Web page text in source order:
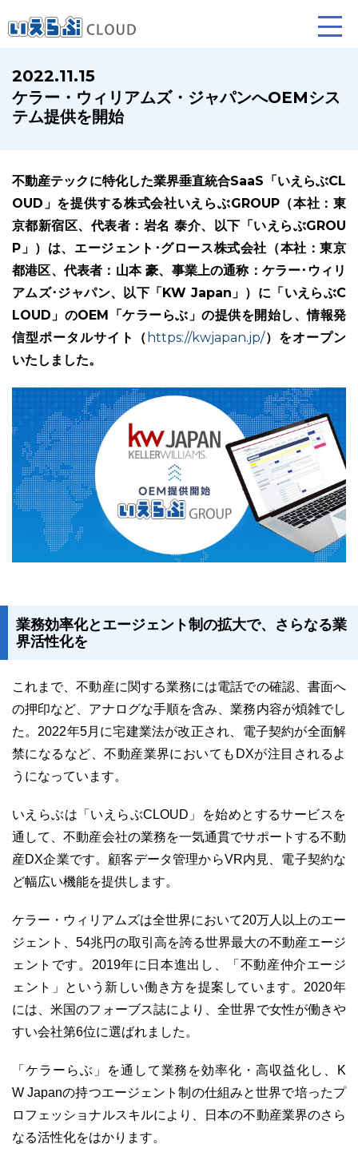
賃貸仲介
ホームページ制作について プラン紹介･制作の流れ
ユーザーインタビュー ホームページ制作実績
ニュース一覧 お役立ちブログ 資料ダウンロード
03-6689-1791
2022.11.15
ケラー・ウィリアムズ・ジャパンへOEMシス
テム提供を開始
不動産テックに特化した業界垂直統合SaaS「いえらぶCL
OUD」を提供する株式会社いえらぶGROUP（本社：東
京都新宿区、代表者：岩名 泰介、以下「いえらぶGROU
P」）は、エージェント･グロース株式会社（本社：東京
都港区、代表者：山本 豪、事業上の通称：ケラー･ウィリ
アムズ･ジャパン、以下「KW Japan」）に「いえらぶC
LOUD」のOEM「ケラーらぶ」の提供を開始し、情報発
信型ポータルサイト（ https://kwjapan.jp/）をオープン
いたしました。
業務効率化とエージェント制の拡大で、さらなる業
界活性化を
これまで、不動産に関する業務には電話での確認、書面へ
の押印など、アナログな手順を含み、業務内容が煩雑でし
た。2022年5月に宅建業法が改正され、電子契約が全面解
禁になるなど、不動産業界においてもDXが注目されるよ
うになっています。
いえらぶは「いえらぶCLOUD」を始めとするサービスを
通して、不動産会社の業務を一気通貫でサポートする不動
産DX企業です。顧客データ管理からVR内見、電子契約な
ど幅広い機能を提供します。
ケラー・ウィリアムズは全世界において20万人以上のエー
ジェント、54兆円の取引高を誇る世界最大の不動産エージ
ェントです。2019年に日本進出し、「不動産仲介エージ
ェント」という新しい働き方を提案しています。2020年
には、米国のフォーブス誌により、全世界で女性が働きや
すい会社第6位に選ばれました。
「ケラーらぶ」を通して業務を効率化・高収益化し、K
W Japanの持つエージェント制の仕組みと世界で培ったプ
ロフェッショナルスキルにより、日本の不動産業界のさら
なる活性化をはかります。